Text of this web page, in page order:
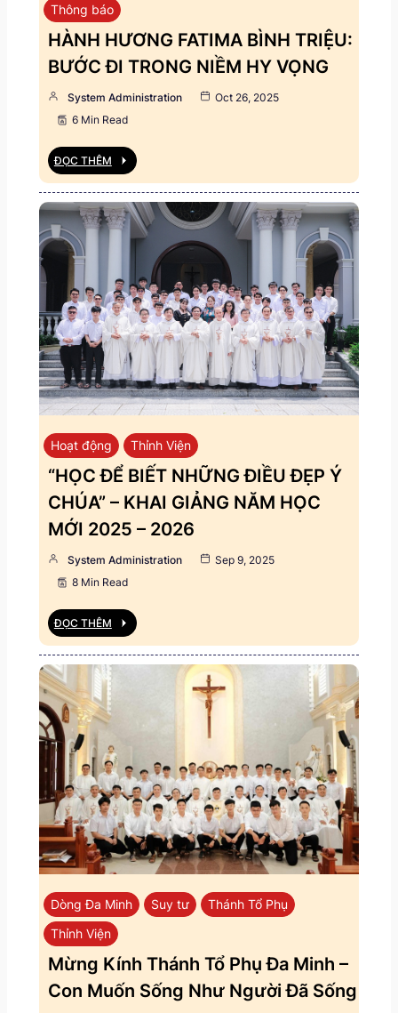
Thông báo
HÀNH HƯƠNG FATIMA BÌNH TRIỆU:
BƯỚC ĐI TRONG NIỀM HY VỌNG
System Administration
Oct 26, 2025
6 Min Read
ĐỌC THÊM
Hoạt động Thỉnh Viện
“HỌC ĐỂ BIẾT NHỮNG ĐIỀU ĐẸP Ý
CHÚA” – KHAI GIẢNG NĂM HỌC
MỚI 2025 – 2026
System Administration
Sep 9, 2025
8 Min Read
ĐỌC THÊM
Dòng Đa Minh Suy tư
Thánh Tổ Phụ
Thỉnh Viện
Mừng Kính Thánh Tổ Phụ Đa Minh –
Con Muốn Sống Như Người Đã Sống